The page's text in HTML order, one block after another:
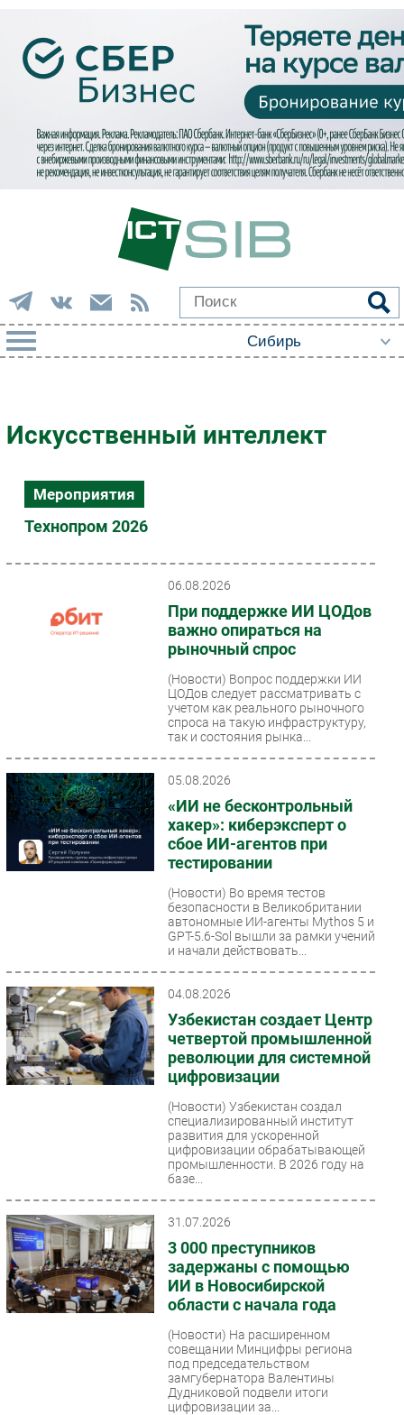
Импорто­замещение
Автоматизация Промышленности
Интернет
Мобильная связь
Фиксированная связь
Маркетинг
Торговые сети
Регулирование
Финансы
Web
Безопасность
Инновации
Новости
Аналитика
Интервью
Каталог компаний
Искусственный интеллект
Мероприятия
Технопром 2026
06.08.2026
При поддержке ИИ ЦОДов
важно опираться на
рыночный спрос
(Новости) Вопрос поддержки ИИ
ЦОДов следует рассматривать с
учетом как реального рыночного
спроса на такую инфраструктуру,
так и состояния рынка...
05.08.2026
«ИИ не бесконтрольный
хакер»: киберэксперт о
сбое ИИ-агентов при
тестировании
(Новости) Во время тестов
безопасности в Великобритании
автономные ИИ-агенты Mythos 5 и
GPT-5.6-Sol вышли за рамки учений
и начали действовать...
04.08.2026
Узбекистан создает Центр
четвертой промышленной
революции для системной
цифровизации
(Новости) Узбекистан создал
специализированный институт
развития для ускоренной
цифровизации обрабатывающей
промышленности. В 2026 году на
базе...
31.07.2026
3 000 преступников
задержаны с помощью
ИИ в Новосибирской
области с начала года
(Новости) На расширенном
совещании Минцифры региона
под председательством
замгубернатора Валентины
Дудниковой подвели итоги
цифровизации за...